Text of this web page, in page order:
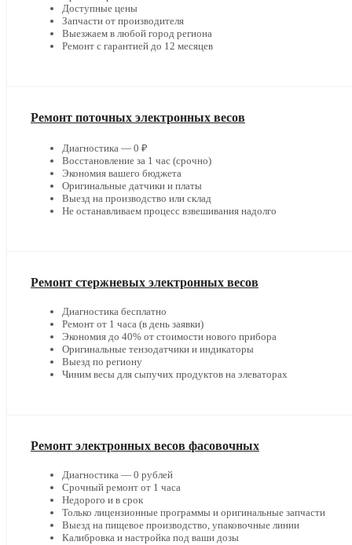
Доступные цены
Запчасти от производителя
Выезжаем в любой город региона
Ремонт с гарантией до 12 месяцев
Ремонт поточных электронных весов
Диагностика — 0 ₽
Восстановление за 1 час (срочно)
Экономия вашего бюджета
Оригинальные датчики и платы
Выезд на производство или склад
Не останавливаем процесс взвешивания надолго
Ремонт стержневых электронных весов
Диагностика бесплатно
Ремонт от 1 часа (в день заявки)
Экономия до 40% от стоимости нового прибора
Оригинальные тензодатчики и индикаторы
Выезд по региону
Чиним весы для сыпучих продуктов на элеваторах
Ремонт электронных весов фасовочных
Диагностика — 0 рублей
Срочный ремонт от 1 часа
Недорого и в срок
Только лицензионные программы и оригинальные запчасти
Выезд на пищевое производство, упаковочные линии
Калибровка и настройка под ваши дозы